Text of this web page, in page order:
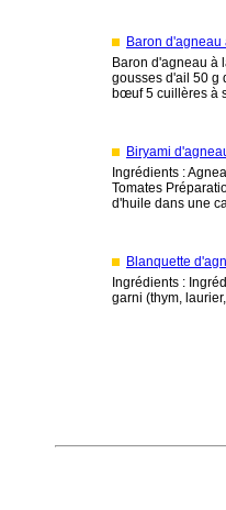
Baron d'agneau
Baron d'agneau à
gousses d'ail 50 g
bœuf 5 cuillères à
Biryami
Ingrédients :
Tomates
d'huile dans une
Blanquette
Ingrédients :
garni (thym,